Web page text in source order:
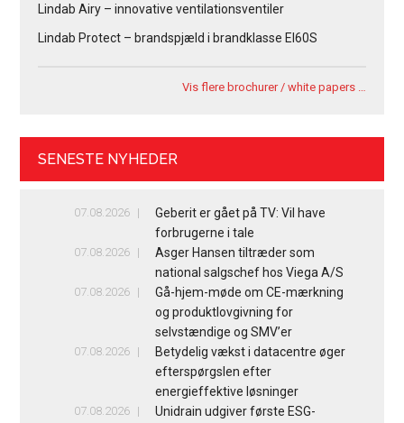
Lindab Airy – innovative ventilationsventiler
Lindab Protect – brandspjæld i brandklasse EI60S
Vis flere brochurer / white papers …
SENESTE NYHEDER
07.08.2026
Geberit er gået på TV: Vil have
forbrugerne i tale
07.08.2026
Asger Hansen tiltræder som
national salgschef hos Viega A/S
07.08.2026
Gå-hjem-møde om CE-mærkning
og produktlovgivning for
selvstændige og SMV’er
07.08.2026
Betydelig vækst i datacentre øger
efterspørgslen efter
energieffektive løsninger
07.08.2026
Unidrain udgiver første ESG-